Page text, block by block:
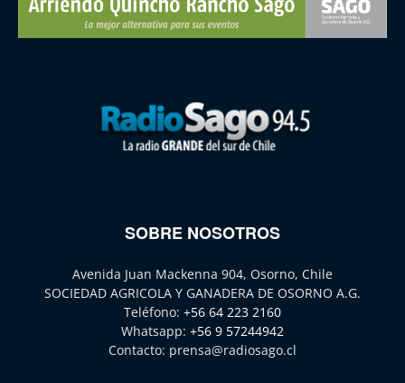
SOBRE NOSOTROS
Avenida Juan Mackenna 904, Osorno, Chile
SOCIEDAD AGRICOLA Y GANADERA DE OSORNO A.G.
Teléfono: +56 64 223 2160
Whatsapp: +56 9 57244942
Contacto: prensa@radiosago.cl